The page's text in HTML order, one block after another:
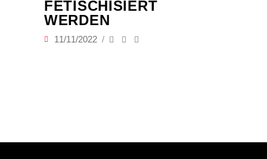
FETISCHISIERT
WERDEN
11/11/2022